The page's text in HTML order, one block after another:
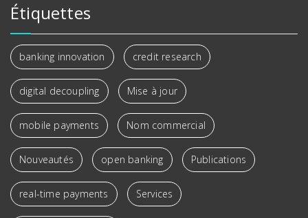
Étiquettes
banking innovation credit research
digital decoupling Mise à jour
mobile payments Nom commercial
Nouveautés open banking Publications
real-time payments Services